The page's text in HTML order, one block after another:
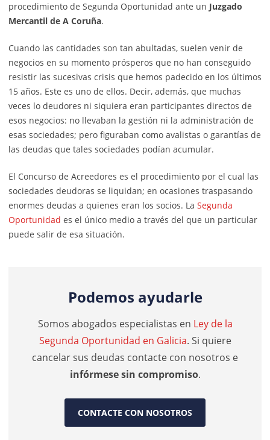
procedimiento de Segunda Oportunidad ante un Juzgado
Mercantil de A Coruña.
Cuando las cantidades son tan abultadas, suelen venir de
negocios en su momento prósperos que no han conseguido
resistir las sucesivas crisis que hemos padecido en los últimos
15 años. Este es uno de ellos. Decir, además, que muchas
veces lo deudores ni siquiera eran participantes directos de
esos negocios: no llevaban la gestión ni la administración de
esas sociedades; pero figuraban como avalistas o garantías de
las deudas que tales sociedades podían acumular.
El Concurso de Acreedores es el procedimiento por el cual las
sociedades deudoras se liquidan; en ocasiones traspasando
enormes deudas a quienes eran los socios. La Segunda
Oportunidad es el único medio a través del que un particular
puede salir de esa situación.
Podemos ayudarle
Somos abogados especialistas en Ley de la
Segunda Oportunidad en Galicia. Si quiere
cancelar sus deudas contacte con nosotros e
infórmese sin compromiso.
CONTACTE CON NOSOTROS